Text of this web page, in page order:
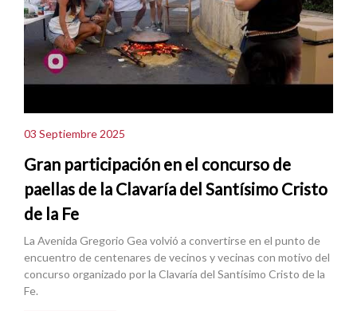
03 Septiembre 2025
Gran participación en el concurso de
paellas de la Clavaría del Santísimo Cristo
de la Fe
La Avenida Gregorio Gea volvió a convertirse en el punto de
encuentro de centenares de vecinos y vecinas con motivo del
concurso organizado por la Clavaría del Santísimo Cristo de la
Fe.